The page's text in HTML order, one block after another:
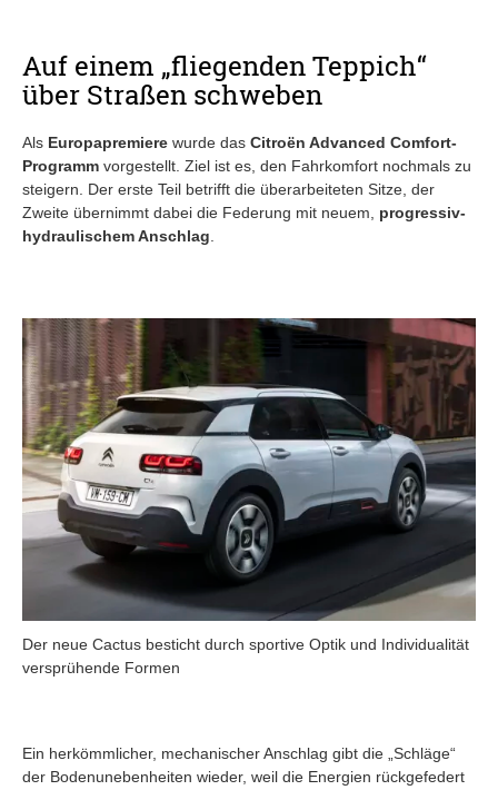
Auf einem „fliegenden Teppich“
über Straßen schweben
Als Europapremiere wurde das Citroën Advanced Comfort-
Programm vorgestellt. Ziel ist es, den Fahrkomfort nochmals zu
steigern. Der erste Teil betrifft die überarbeiteten Sitze, der
Zweite übernimmt dabei die Federung mit neuem, progressiv-
hydraulischem Anschlag
Der neue Cactus besticht durch sportive Optik und Individualität
versprühende Formen
Ein herkömmlicher, mechanischer Anschlag gibt die „Schläge“
der Bodenunebenheiten wieder, weil die Energien rückgefedert